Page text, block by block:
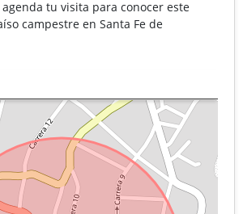
agenda tu visita para conocer este
campestre en Santa Fe de